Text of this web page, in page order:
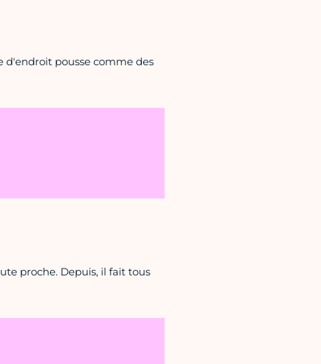
d'endroit pousse comme des
proche. Depuis, il fait tous